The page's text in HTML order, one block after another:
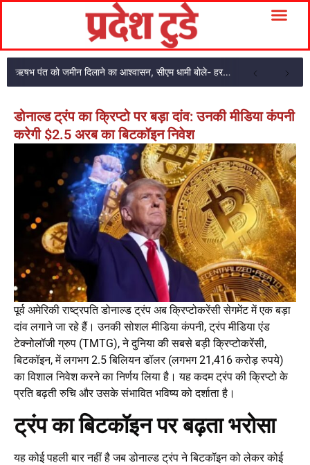
ऋषभ पंत को जमीन दिलाने का आश्वासन, सीएम धामी बोले- हरसंभव मदद करेंगे
डोनाल्ड ट्रंप का क्रिप्टो पर बड़ा दांव: उनकी मीडिया कंपनी
करेगी $2.5 अरब का बिटकॉइन निवेश
पूर्व अमेरिकी राष्ट्रपति डोनाल्ड ट्रंप अब क्रिप्टोकरेंसी सेगमेंट में एक बड़ा
दांव लगाने जा रहे हैं। उनकी सोशल मीडिया कंपनी, ट्रंप मीडिया एंड
टेक्नोलॉजी ग्रुप (TMTG), ने दुनिया की सबसे बड़ी क्रिप्टोकरेंसी,
बिटकॉइन, में लगभग 2.5 बिलियन डॉलर (लगभग 21,416 करोड़ रुपये)
का विशाल निवेश करने का निर्णय लिया है। यह कदम ट्रंप की क्रिप्टो के
प्रति बढ़ती रुचि और उसके संभावित भविष्य को दर्शाता है।
ट्रंप का बिटकॉइन पर बढ़ता भरोसा
यह कोई पहली बार नहीं है जब डोनाल्ड ट्रंप ने बिटकॉइन को लेकर कोई